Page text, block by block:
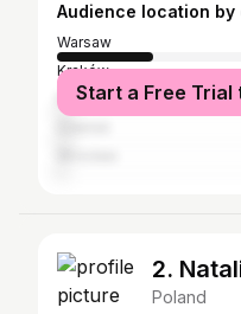
Audience location by
Warsaw
Kraków
Poznań
Start a Free Trial
2.
Poland